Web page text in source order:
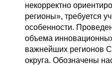
некорректно
регионы», требуется
особенности.
объема
важнейших регионов
округа. Обозначены